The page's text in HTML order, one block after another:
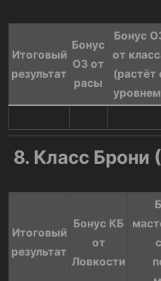
Итоговый
результат​
Бонус
ОЗ от
расы​
Бонус
от
(растёт
8. Класс Брони
Итоговый
результат​
Бонус КБ
от
Ловкости​